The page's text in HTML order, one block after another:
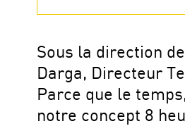
Sous la direction
Darga, Directeur
Parce que le
notre concept 8